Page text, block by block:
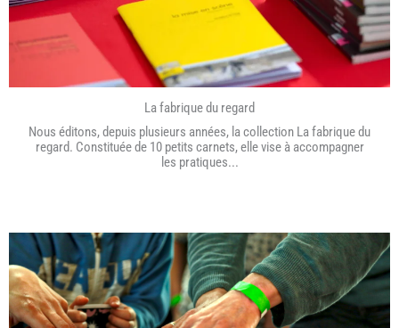
La fabrique du regard
Nous éditons, depuis plusieurs années, la collection La fabrique du
regard. Constituée de 10 petits carnets, elle vise à accompagner
les pratiques...